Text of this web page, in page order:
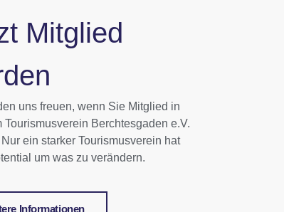
Mitglied
uns freuen, wenn Sie Mitglied in
Tourismusverein Berchtesgaden e.V.
ein starker Tourismusverein hat
um was zu verändern.
Informationen